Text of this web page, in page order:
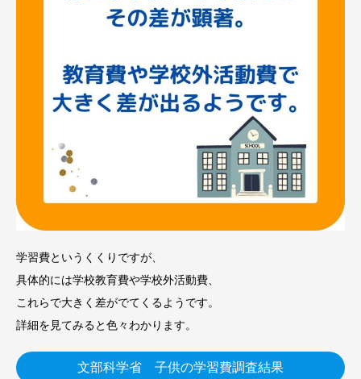
学習費というくくりですが、
具体的には学校教育費や学校外活動費、
これらで大きく差がでてくるようです。
詳細を見てみると色々わかります。
文部科学省 子供の学習費調査結果